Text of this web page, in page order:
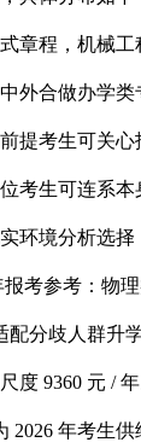
章程，机械
外合做办学
提考生可关
考生可连系
环境分析选
报考参考：物
分歧人群升
度 9360 元 /
2026 年考生